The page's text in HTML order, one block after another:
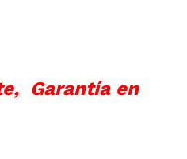
Garantía en